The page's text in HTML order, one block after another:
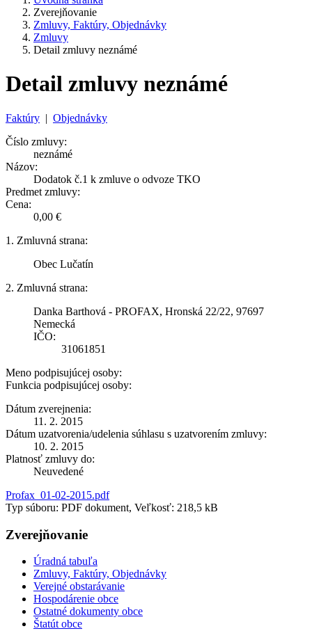
Zverejňovanie
Zmluvy, Faktúry, Objednávky
Zmluvy
Detail zmluvy neznámé
Detail zmluvy neznámé
Faktúry | Objednávky
Číslo zmluvy:
neznámé
Názov:
Dodatok č.1 k zmluve o odvoze TKO
Predmet zmluvy:
Cena:
0,00 €
1. Zmluvná strana:
Obec Lučatín
2. Zmluvná strana:
Danka Barthová - PROFAX, Hronská 22/22, 97697
Nemecká
IČO:
31061851
Meno podpisujúcej osoby:
Funkcia podpisujúcej osoby:
Dátum zverejnenia:
11. 2. 2015
Dátum uzatvorenia/udelenia súhlasu s uzatvorením zmluvy:
10. 2. 2015
Platnosť zmluvy do:
Neuvedené
Profax_01-02-2015.pdf
Typ súboru: PDF dokument, Veľkosť: 218,5 kB
Zverejňovanie
Úradná tabuľa
Zmluvy, Faktúry, Objednávky
Verejné obstarávanie
Hospodárenie obce
Ostatné dokumenty obce
Štatút obce